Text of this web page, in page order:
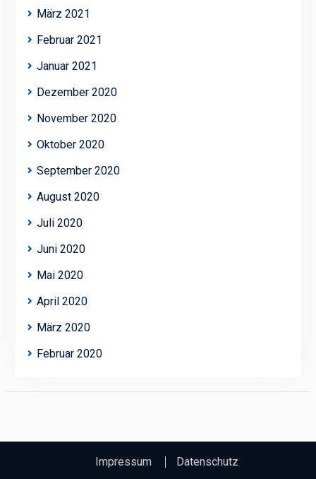
März 2021
Februar 2021
Januar 2021
Dezember 2020
November 2020
Oktober 2020
September 2020
August 2020
Juli 2020
Juni 2020
Mai 2020
April 2020
März 2020
Februar 2020
Impressum Datenschutz